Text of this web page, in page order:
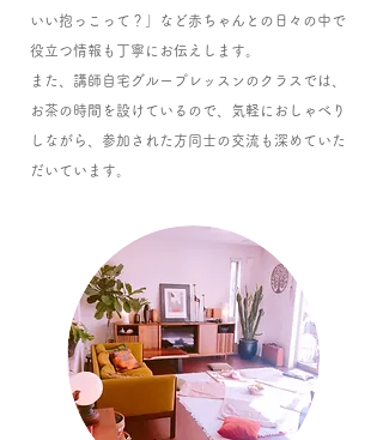
いい抱っこって？」など赤ちゃんとの日々の中で
役立つ情報も丁寧に お伝えします。
​また、講師自宅グループレッスンのクラスでは、
お茶の時間を設けているので、気軽におしゃべり
しながら、参加された方同士の交流も深めていた
だいています。